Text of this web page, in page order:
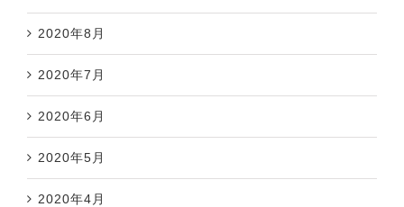
2020年8月
2020年7月
2020年6月
2020年5月
2020年4月